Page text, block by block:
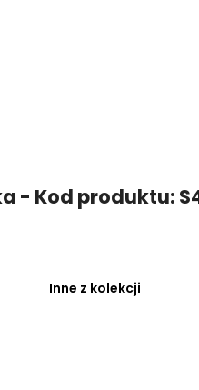
- Kod produktu:
Inne z kolekcji